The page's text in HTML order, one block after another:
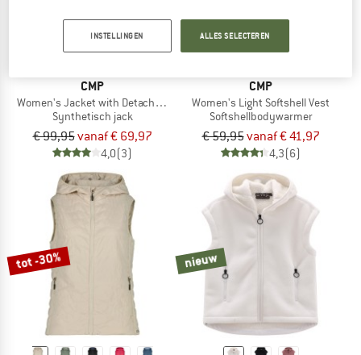
CMP
Women's Jacket with Detachable Sleeves
Synthetisch jack
€ 99,95vanaf € 69,97
4,0(3)
CMP
Women's Light Softshell Vest
Softshellbodywarmer
€ 59,95vanaf € 41,97
4,3(6)
tot -30% nieuw
INSTELLINGEN ALLES SELECTEREN